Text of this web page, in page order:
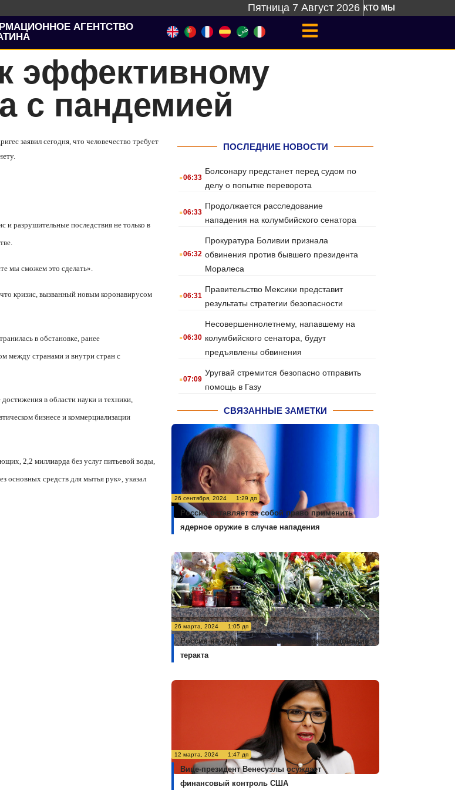
Пятница 7 Август 2026 КТО МЫ
АГЕНТСТВО
эффективному
с пандемией
заявил сегодня, что человечество требует
и разрушительные последствия не только в
мы сможем это сделать».
кризис, вызванный новым коронавирусом
в обстановке, ранее
между странами и внутри стран с
в области науки и техники,
бизнесе и коммерциализации
2,2 миллиарда без услуг питьевой воды,
основных средств для мытья рук», указал
ПОСЛЕДНИЕ НОВОСТИ
.06:33
Болсонару предстанет перед судом по
делу о попытке переворота
.06:33
Продолжается расследование
нападения на колумбийского сенатора
.06:32
Прокуратура Боливии признала
обвинения против бывшего президента
Моралеса
.06:31
Правительство Мексики представит
результаты стратегии безопасности
.06:30
Несовершеннолетнему, напавшему на
колумбийского сенатора, будут
предъявлены обвинения
.07:09
Уругвай стремится безопасно отправить
помощь в Газу
СВЯЗАННЫЕ ЗАМЕТКИ
26 сентября, 2024 1:29 дп
Россия оставляет за собой право применить
ядерное оружие в случае нападения
26 марта, 2024 1:05 дп
Россия не будет комментировать расследование
теракта
12 марта, 2024 1:47 дп
Вице-президент Венесуэлы осуждает
финансовый контроль США